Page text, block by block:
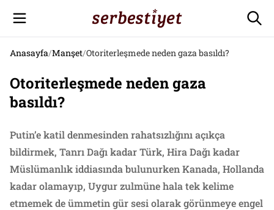
Anasayfa/Manşet/Otoriterleşmede neden gaza basıldı?
Otoriterleşmede neden gaza
basıldı?
Putin’e katil denmesinden rahatsızlığını açıkça
bildirmek, Tanrı Dağı kadar Türk, Hira Dağı kadar
Müslümanlık iddiasında bulunurken Kanada, Hollanda
kadar olamayıp, Uygur zulmüne hala tek kelime
etmemek de ümmetin gür sesi olarak görünmeye engel